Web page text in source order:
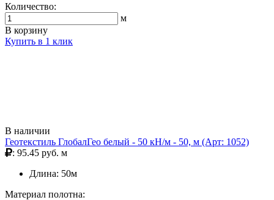
Количество:
м
В корзину
Купить в 1 клик
В наличии
Геотекстиль ГлобалГео белый - 50 кН/м - 50, м (Арт: 1052)
: 95.45 руб. м
Длина: 50м
Материал полотна: